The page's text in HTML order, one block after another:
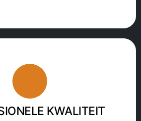
KWALITEIT